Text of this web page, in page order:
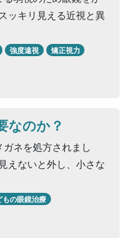
ッキリ見える近視と異
強度遠視
矯正視力
なのか？
ネを処方されまし
えないと外し、小さな
もの眼鏡治療